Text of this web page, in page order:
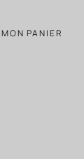
MON PANIER